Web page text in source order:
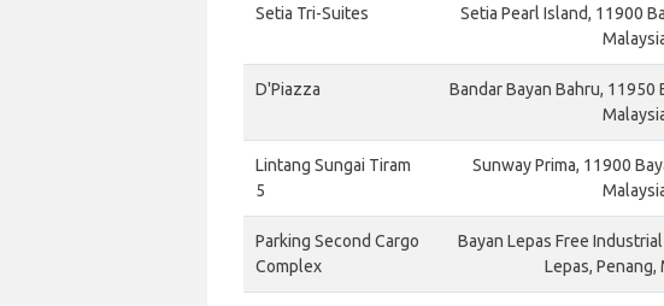
Setia Tri-Suites
Setia Pearl Island, 11900
D'Piazza
Bandar Bayan Bahru, 11950
Lintang Sungai Tiram
5
Sunway Prima, 11900
Parking Second Cargo
Complex
Bayan Lepas Free
Lepas, Penang,